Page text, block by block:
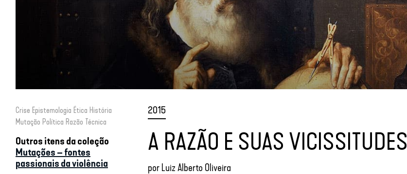
Crise Epistemologia Ética História
Mutação Política Razão Técnica
Outros itens da coleção
Mutações – fontes
passionais da violência
2015
A RAZÃO E SUAS VICISSITUDES
por Luiz Alberto Oliveira